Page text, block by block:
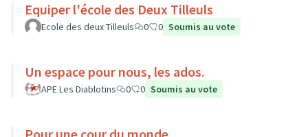
Equiper l'école des Deux Tilleuls
Ecole des deux Tilleuls 0 0 Soumis au vote
Un espace pour nous, les ados.
APE Les Diablotins 0 0 Soumis au vote